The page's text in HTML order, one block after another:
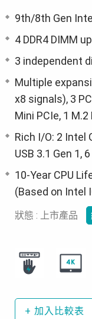
9th/8th Gen
4 DDR4 DIMM
3 independent
Multiple
x8 signals), 3
Mini PCIe, 1 M.2
Rich I/O: 2 Intel
USB 3.1 Gen 1,
10-Year CPU
(Based on Intel
狀態 : 上市產品
+ 加入比較表